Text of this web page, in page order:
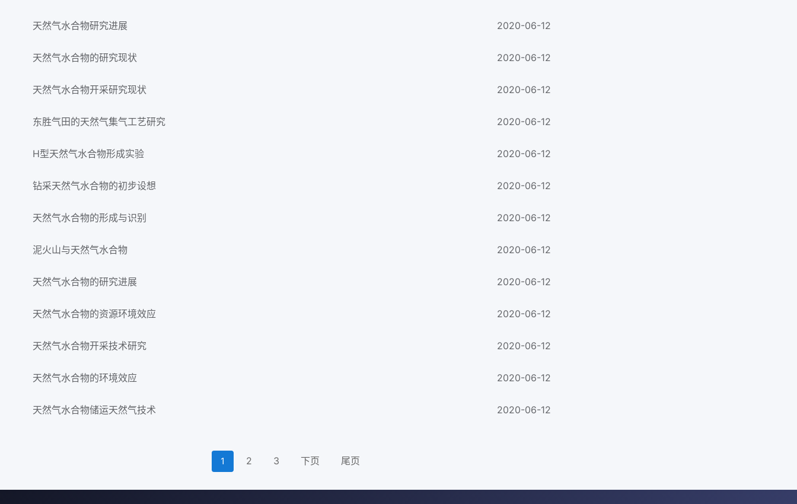
天然气水合物研究进展 2020-06-12
天然气水合物的研究现状 2020-06-12
天然气水合物开采研究现状 2020-06-12
东胜气田的天然气集气工艺研究 2020-06-12
H型天然气水合物形成实验 2020-06-12
钻采天然气水合物的初步设想 2020-06-12
天然气水合物的形成与识别 2020-06-12
泥火山与天然气水合物 2020-06-12
天然气水合物的研究进展 2020-06-12
天然气水合物的资源环境效应 2020-06-12
天然气水合物开采技术研究 2020-06-12
天然气水合物的环境效应 2020-06-12
天然气水合物储运天然气技术 2020-06-12
1 2 3 下页 尾页